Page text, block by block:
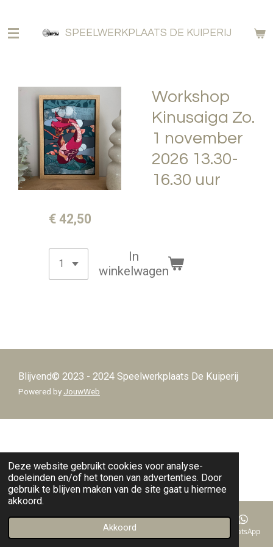
Deze website gebruikt cookies voor analyse-
doeleinden en/of het tonen van advertenties. Door
gebruik te blijven maken van de site gaat u hiermee
akkoord.
Akkoord
direct
naar
SPEELWERKPLAATS DE KUIPERIJ
Workshop
Kinusaiga Zo.
1 november
2026 13.30-
16.30 uur
€ 42,50
In
winkelwagen
Blijvend© 2023 - 2024 Speelwerkplaats De Kuiperij
Powered by JouwWeb
Telefoonnummer WhatsApp